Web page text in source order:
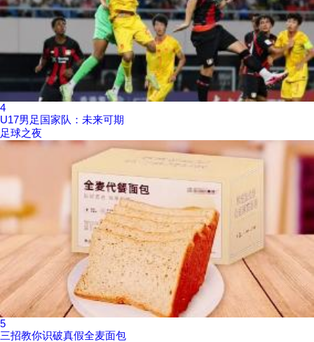
4
U17男足国家队：未来可期
足球之夜
5
三招教你识破真假全麦面包